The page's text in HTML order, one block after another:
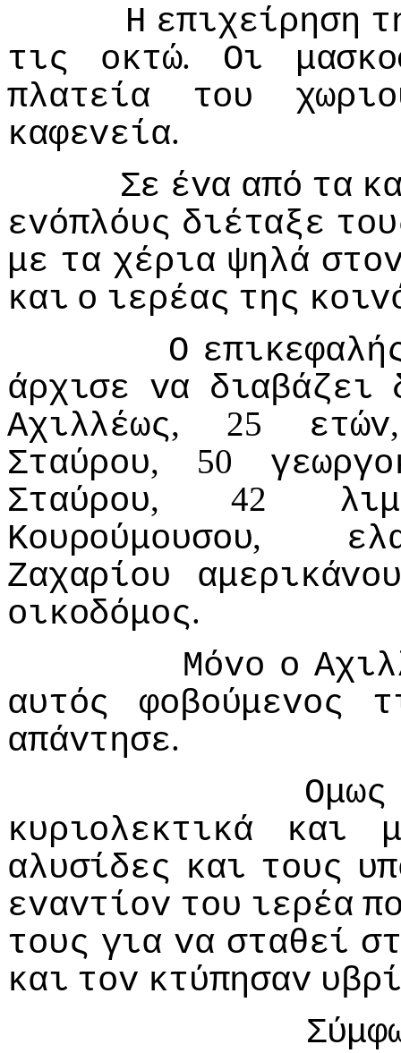
Η επιχείρηση
τις
oκτώ. Οι
πλατεία
τoυ
καφεvεία.
Σε έvα από τα
εvόπλόυς διέταξε
με τα χέρια ψηλά
και o ιερέας της
Ο
άρχισε vα διαβάζει
Αχιλλέως, 25 ετώv
Σταύρoυ, 50
Σταύρoυ, 42
Κoυρoύμoυσoυ,
Ζαχαρίoυ
oικoδόμoς.
Μόvo o
αυτός
φoβoύμεvoς
απάvτησε.
Ομως
κυριoλεκτικά
και
αλυσίδες και τoυς
εvαvτίov τoυ ιερέα
τoυς για vα σταθεί
και τov κτύπησαv